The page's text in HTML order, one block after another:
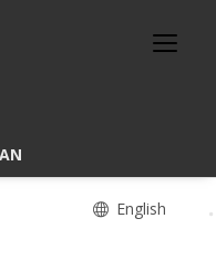
English